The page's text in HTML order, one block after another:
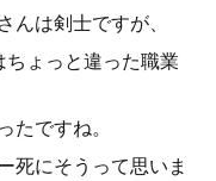
んは剣士ですが、
ょっと違った職業
たですね。
死にそうって思いま